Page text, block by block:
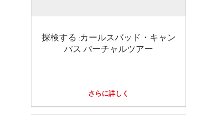
探検する :カールスバッド・キャン
パス バーチャルツアー
さらに詳しく